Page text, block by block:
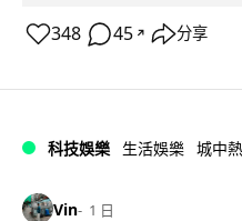
348 45 ↗ 分享
科技娛樂 生活娛樂 城中
Vin 1 日